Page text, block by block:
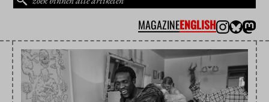
MAGAZINEENGLISH